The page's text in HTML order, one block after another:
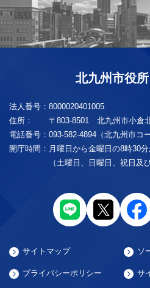
北九州市役所
法人番号： 8000020401005
住所：
〒803-8501 北九州市小倉
電話番号： 093-582-4894（北九州市コ
開庁時間： 月曜日から金曜日の8時30
（土曜日、日曜日、祝日及
サイトマップ ソ
プライバシーポリシー サ